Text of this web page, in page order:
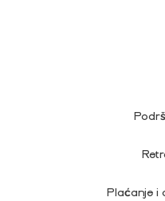
Plaćanje i